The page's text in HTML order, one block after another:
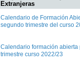
Extranjeras
Calendario de Formación
segundo trimestre del curso
Calendario formación abierta
trimestre curso 2022/23